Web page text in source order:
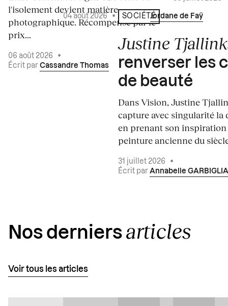
l'isolement devient matière
photographique. Récompensé par le
prix...
06 août 2026
•
Écrit par Cassandre Thomas
04 août 2026 • Écrit par Jordane de Faÿ
SOCIÉTÉ
Justine
renverser les
de beauté
Dans Vision, Justine
capture avec singularité la
en prenant son inspiration
peinture ancienne du
31 juillet 2026
•
Écrit par Annabelle GARBIGLIA
Nos derniers articles
Voir tous les articles